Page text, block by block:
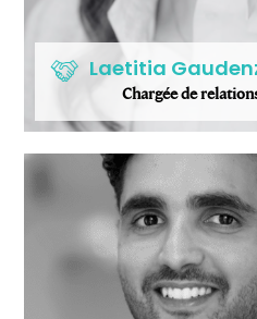
Laetitia
Chargée de